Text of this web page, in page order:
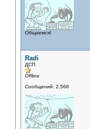
Общаемся!
Radi
ДСП
Offline
Сообщений: 2,568